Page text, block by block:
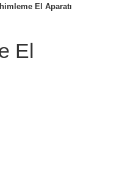
El Aparatı
El